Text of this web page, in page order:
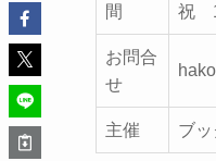
間
祝
お問合
せ
主催 ブ